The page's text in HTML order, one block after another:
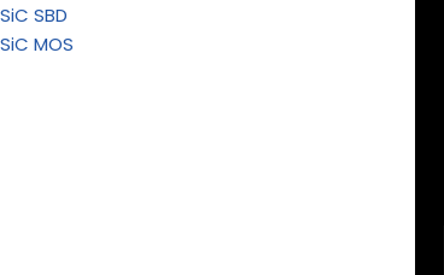
SiC SBD
SiC MOS